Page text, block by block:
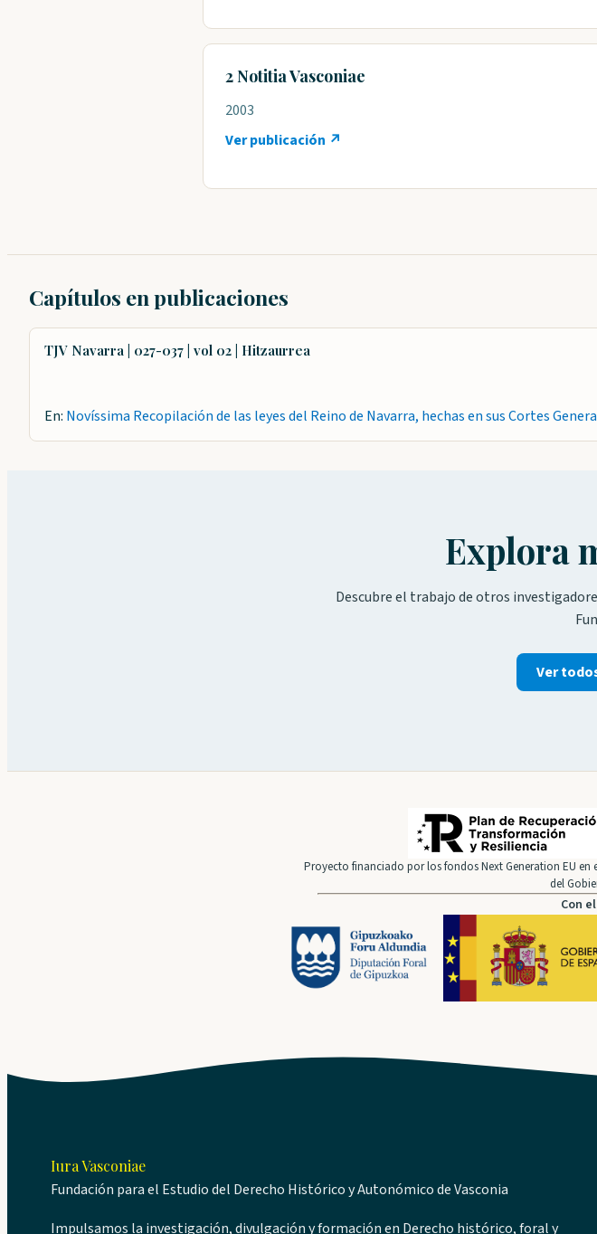
2 Notitia Vasconiae
2003
Ver publicación ↗
Capítulos en publicaciones
TJV Navarra | 027-037 | vol 02 | Hitzaurrea
En: Novíssima Recopilación de las leyes del Reino de Navarra, hechas en sus Cortes
Explora
Descubre el trabajo de otros
Ver
Proyecto financiado por los fondos Next Generation EU
del
Con
Iura Vasconiae
Fundación para el Estudio del Derecho Histórico y Autonómico de Vasconia
Impulsamos la investigación, divulgación y formación en Derecho histórico, foral y